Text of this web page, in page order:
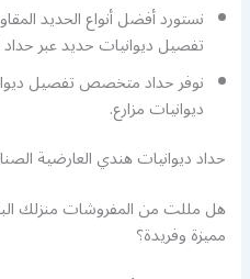
نستورد أفضل أنواع الحديد
تفصيل ديوانيات حديد عبر
نوفر حداد متخصص تفصيل
ديوانيات مزارع.
حداد ديوانيات هندي العارضية
هل مللت من المفروشات منزلك
مميزة وفريدة؟